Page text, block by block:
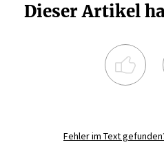
Dieser Artikel
Fehler im Text